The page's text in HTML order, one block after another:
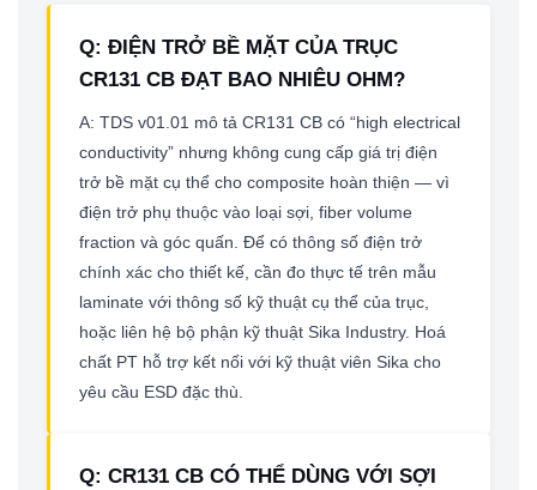
Q: ĐIỆN TRỞ BỀ MẶT CỦA TRỤC
CR131 CB ĐẠT BAO NHIÊU OHM?
A: TDS v01.01 mô tả CR131 CB có “high electrical
conductivity” nhưng không cung cấp giá trị điện
trở bề mặt cụ thể cho composite hoàn thiện — vì
điện trở phụ thuộc vào loại sợi, fiber volume
fraction và góc quấn. Để có thông số điện trở
chính xác cho thiết kế, cần đo thực tế trên mẫu
laminate với thông số kỹ thuật cụ thể của trục,
hoặc liên hệ bộ phận kỹ thuật Sika Industry. Hoá
chất PT hỗ trợ kết nối với kỹ thuật viên Sika cho
yêu cầu ESD đặc thù.
Q: CR131 CB CÓ THỂ DÙNG VỚI SỢI